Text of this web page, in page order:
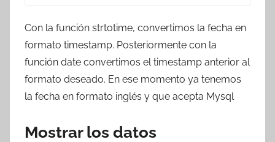
Con la función strtotime, convertimos la fecha en
formato timestamp. Posteriormente con la
función date convertimos el timestamp anterior al
formato deseado. En ese momento ya tenemos
la fecha en formato inglés y que acepta Mysql
Mostrar los datos